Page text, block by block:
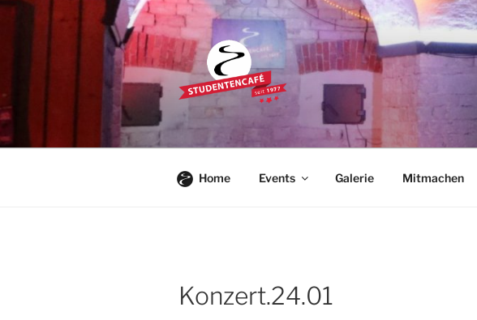
Zum
STUDENTENCAFÉ
Die Kultkneipe in Ulm seit 1977
Home Events Galerie Mitmachen
Konzert.24.01